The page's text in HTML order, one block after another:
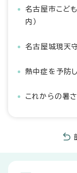
名古屋市こど
内）
名古屋城現天
熱中症を予防し
これからの暑